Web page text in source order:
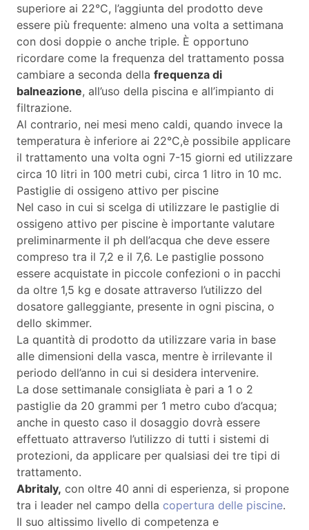
superiore ai 22°C, l’aggiunta del prodotto deve
essere più frequente: almeno una volta a settimana
con dosi doppie o anche triple. È opportuno
ricordare come la frequenza del trattamento possa
cambiare a seconda della frequenza di
balneazione, all’uso della piscina e all’impianto di
filtrazione.
Al contrario, nei mesi meno caldi, quando invece la
temperatura è inferiore ai 22°C,è possibile applicare
il trattamento una volta ogni 7-15 giorni ed utilizzare
circa 10 litri in 100 metri cubi, circa 1 litro in 10 mc.
Pastiglie di ossigeno attivo per piscine
Nel caso in cui si scelga di utilizzare le pastiglie di
ossigeno attivo per piscine è importante valutare
preliminarmente il ph dell’acqua che deve essere
compreso tra il 7,2 e il 7,6. Le pastiglie possono
essere acquistate in piccole confezioni o in pacchi
da oltre 1,5 kg e dosate attraverso l’utilizzo del
dosatore galleggiante, presente in ogni piscina, o
dello skimmer.
La quantità di prodotto da utilizzare varia in base
alle dimensioni della vasca, mentre è irrilevante il
periodo dell’anno in cui si desidera intervenire.
La dose settimanale consigliata è pari a 1 o 2
pastiglie da 20 grammi per 1 metro cubo d’acqua;
anche in questo caso il dosaggio dovrà essere
effettuato attraverso l’utilizzo di tutti i sistemi di
protezioni, da applicare per qualsiasi dei tre tipi di
trattamento.
Abritaly, con oltre 40 anni di esperienza, si propone
tra i leader nel campo della copertura delle piscine.
Il suo altissimo livello di competenza e